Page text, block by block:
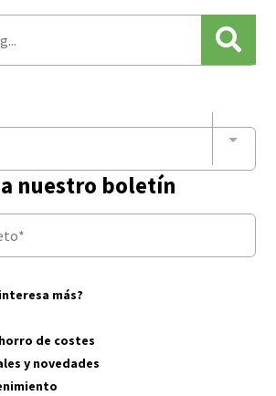
nuestro boletín
más?
de costes
y novedades